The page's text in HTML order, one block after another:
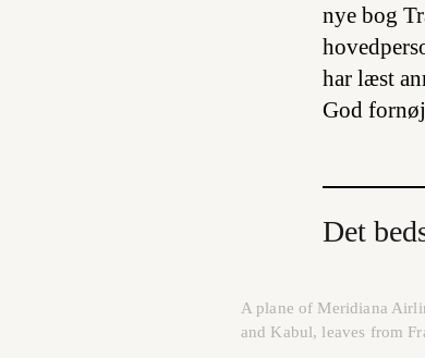
nye bog
har læst
God
Det
A plane of Meridiana
and Kabul, leaves from